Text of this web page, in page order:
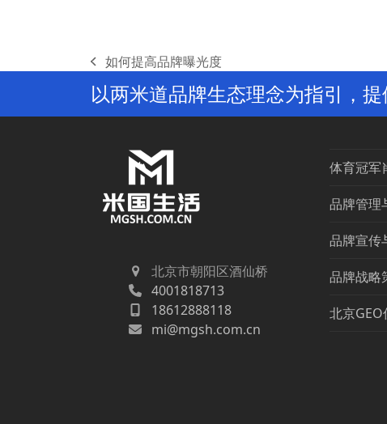
previous
post:
如何提高品牌曝光度
以两米道品牌生态理念为指引，
北京市朝阳区酒仙桥
4001818713
18612888118
mi@mgsh.com.cn
体育冠军
品牌管理
品牌宣传
品牌战略
北京